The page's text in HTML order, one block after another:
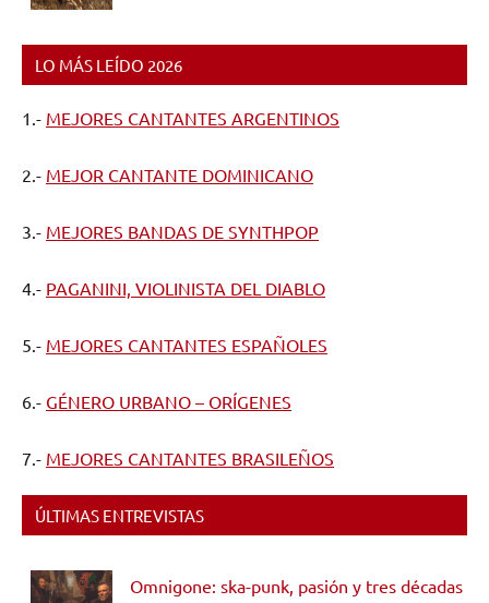
LO MÁS LEÍDO 2026
1.- MEJORES CANTANTES ARGENTINOS
2.- MEJOR CANTANTE DOMINICANO
3.- MEJORES BANDAS DE SYNTHPOP
4.- PAGANINI, VIOLINISTA DEL DIABLO
5.- MEJORES CANTANTES ESPAÑOLES
6.- GÉNERO URBANO – ORÍGENES
7.- MEJORES CANTANTES BRASILEÑOS
ÚLTIMAS ENTREVISTAS
Omnigone: ska-punk, pasión y tres décadas